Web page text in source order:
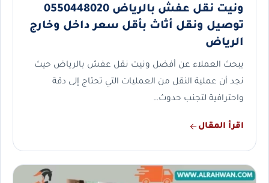
ونيت نقل عفش بالرياض 0550448020
توصيل ونقل أثاث بأقل سعر داخل وخارج
الرياض
يبحث العملاء عن أفضل ونيت نقل عفش بالرياض حيث
نجد أن عملية النقل من العمليات التي تحتاج إلى دقة
واحترافية لتجنب حدوث…
اقرأ المقال